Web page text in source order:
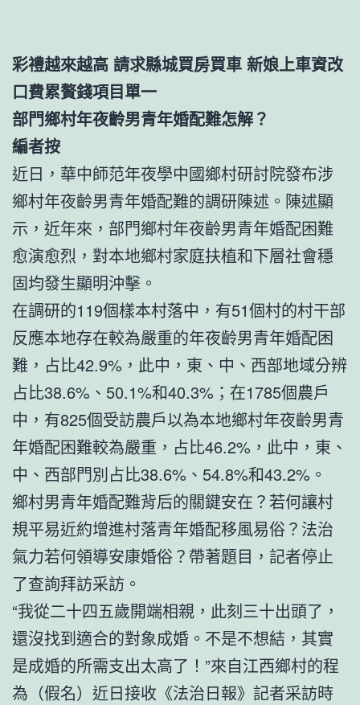
彩禮越來越高 請求縣城買房買車 新娘上車資改
口費累贅錢項目單一
部門鄉村年夜齡男青年婚配難怎解？
編者按
近日，華中師范年夜學中國鄉村研討院發布涉
鄉村年夜齡男青年婚配難的調研陳述。陳述顯
示，近年來，部門鄉村年夜齡男青年婚配困難
愈演愈烈，對本地鄉村家庭扶植和下層社會穩
固均發生顯明沖擊。
在調研的119個樣本村落中，有51個村的村干部
反應本地存在較為嚴重的年夜齡男青年婚配困
難，占比42.9%，此中，東、中、西部地域分辨
占比38.6%、50.1%和40.3%；在1785個農戶
中，有825個受訪農戶以為本地鄉村年夜齡男青
年婚配困難較為嚴重，占比46.2%，此中，東、
中、西部門別占比38.6%、54.8%和43.2%。
鄉村男青年婚配難背后的關鍵安在？若何讓村
規平易近約增進村落青年婚配移風易俗？法治
氣力若何領導安康婚俗？帶著題目，記者停止
了查詢拜訪采訪。
“我從二十四五歲開端相親，此刻三十出頭了，
還沒找到適合的對象成婚。不是不想結，其實
是成婚的所需支出太高了！”來自江西鄉村的程
為（假名）近日接收《法治日報》記者采訪時